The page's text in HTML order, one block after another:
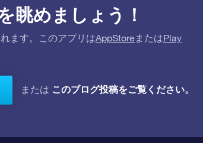
眺めましょう！
ます。このアプリはAppStore またはPlay
または このブログ投稿をご覧ください。